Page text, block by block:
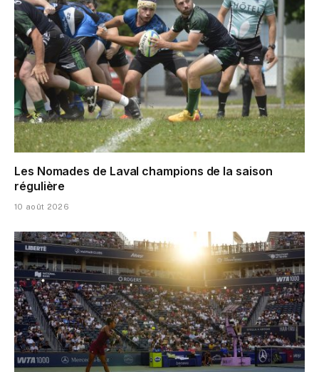
Les Nomades de Laval champions de la saison
régulière
10 août 2026